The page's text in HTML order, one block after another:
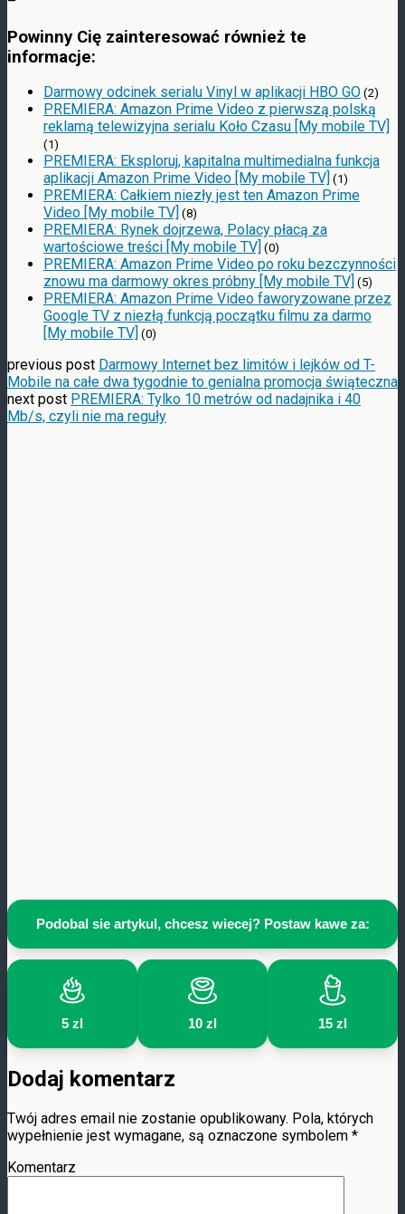
Powinny Cię zainteresować również te
informacje:
Darmowy odcinek serialu Vinyl w aplikacji HBO GO (2)
PREMIERA: Amazon Prime Video z pierwszą polską
reklamą telewizyjna serialu Koło Czasu [My mobile TV]
(1)
PREMIERA: Eksploruj, kapitalna multimedialna funkcja
aplikacji Amazon Prime Video [My mobile TV] (1)
PREMIERA: Całkiem niezły jest ten Amazon Prime
Video [My mobile TV] (8)
PREMIERA: Rynek dojrzewa, Polacy płacą za
wartościowe treści [My mobile TV] (0)
PREMIERA: Amazon Prime Video po roku bezczynności
znowu ma darmowy okres próbny [My mobile TV] (5)
PREMIERA: Amazon Prime Video faworyzowane przez
Google TV z niezłą funkcją początku filmu za darmo
[My mobile TV] (0)
previous post Darmowy Internet bez limitów i lejków od T-
Mobile na całe dwa tygodnie to genialna promocja świąteczna
next post PREMIERA: Tylko 10 metrów od nadajnika i 40
Mb/s, czyli nie ma reguły
Podobal sie artykul, chcesz wiecej? Postaw kawe za:
5 zl 10 zl 15 zl
Dodaj komentarz
Twój adres email nie zostanie opublikowany. Pola, których
wypełnienie jest wymagane, są oznaczone symbolem *
Komentarz